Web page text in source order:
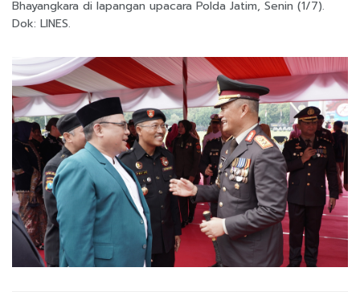
Bhayangkara di lapangan upacara Polda Jatim, Senin (1/7).
Dok: LINES.